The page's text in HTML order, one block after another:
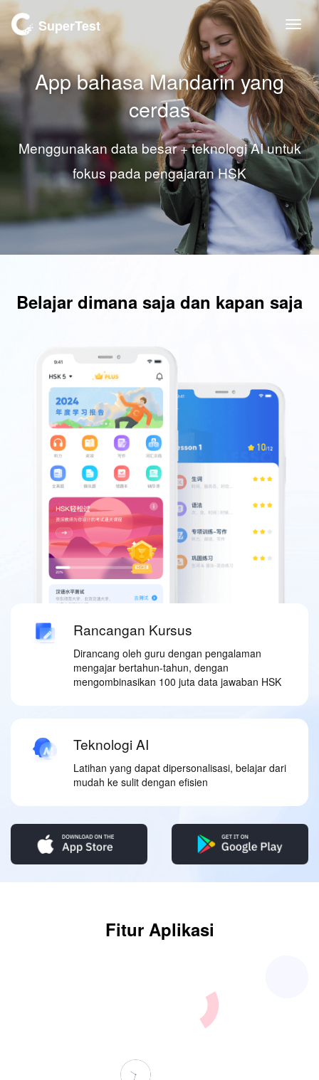
SuperTest
App bahasa Mandarin yang
cerdas
Menggunakan data besar + teknologi AI untuk
fokus pada pengajaran HSK
Belajar dimana saja dan kapan saja
Rancangan Kursus
Dirancang oleh guru dengan pengalaman
mengajar bertahun-tahun, dengan
mengombinasikan 100 juta data jawaban HSK
Teknologi AI
Latihan yang dapat dipersonalisasi, belajar dari
mudah ke sulit dengan efisien
Fitur Aplikasi